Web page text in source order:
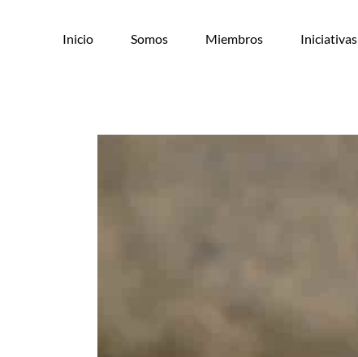
Inicio Somos Miembros Iniciativas